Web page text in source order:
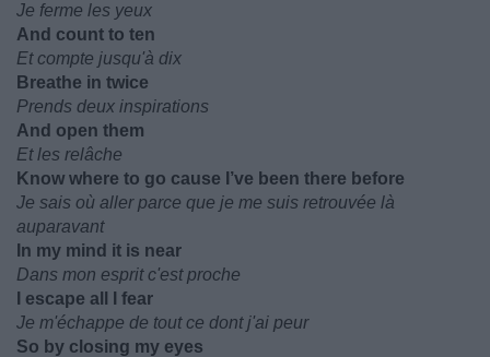
Je ferme les yeux
And count to ten
Et compte jusqu'à dix
Breathe in twice
Prends deux inspirations
And open them
Et les relâche
Know where to go cause I’ve been there before
Je sais où aller parce que je me suis retrouvée là
auparavant
In my mind it is near
Dans mon esprit c'est proche
I escape all I fear
Je m'échappe de tout ce dont j'ai peur
So by closing my eyes